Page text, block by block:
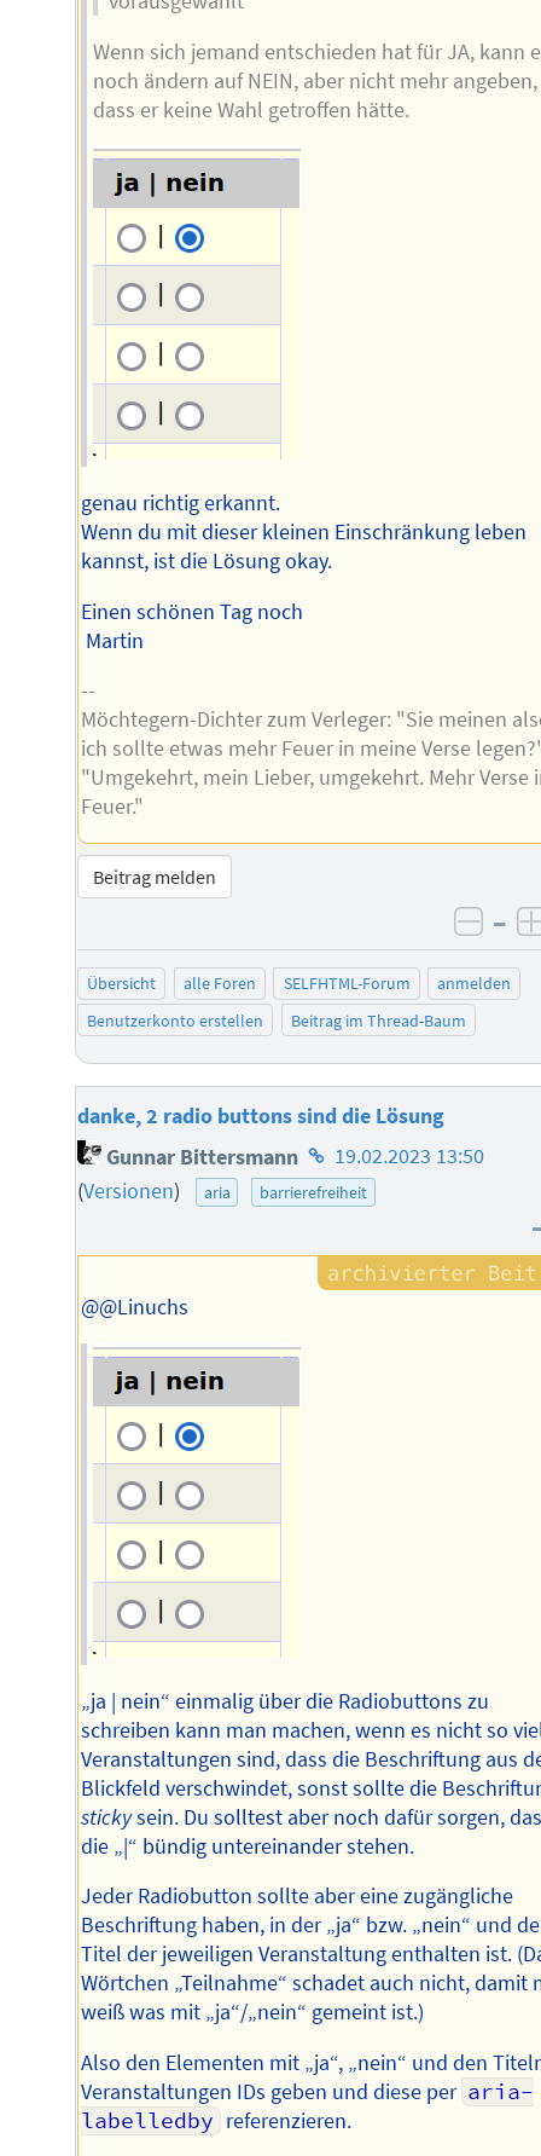
Wenn sich jemand entschieden hat für JA, kann
noch ändern auf NEIN, aber nicht mehr angeben,
dass er keine Wahl getroffen hätte.
genau richtig erkannt.
Wenn du mit dieser kleinen Einschränkung leben
kannst, ist die Lösung okay.
Einen schönen Tag noch
Martin
--
Möchtegern-Dichter zum Verleger: "Sie meinen
ich sollte etwas mehr Feuer in meine Verse
"Umgekehrt, mein Lieber, umgekehrt. Mehr Verse
Feuer."
Beitrag melden
–
Übersicht alle Foren SELFHTML-Forum
anmelden
Benutzerkonto erstellen
Beitrag im Thread-Baum
danke, 2 radio buttons sind die Lösung
Gunnar Bittersmann Homepage
des
19.02.2023 13:50
(Versionen) aria barrierefreiheit
@@Linuchs
„ja | nein“ einmalig über die Radiobuttons zu
schreiben kann man machen, wenn es nicht so
Veranstaltungen sind, dass die Beschriftung aus
Blickfeld verschwindet, sonst sollte die
stickysein. Du solltest aber noch dafür sorgen,
die „|“ bündig untereinander stehen.
Jeder Radiobutton sollte aber eine zugängliche
Beschriftung haben, in der „ja“ bzw. „nein“ und
Titel der jeweiligen Veranstaltung enthalten ist.
Wörtchen „Teilnahme“ schadet auch nicht, damit
weiß was mit „ja“/„nein“ gemeint ist.)
Also den Elementen mit „ja“, „nein“ und den
Veranstaltungen IDs geben und diese per aria-
labelledby referenzieren.